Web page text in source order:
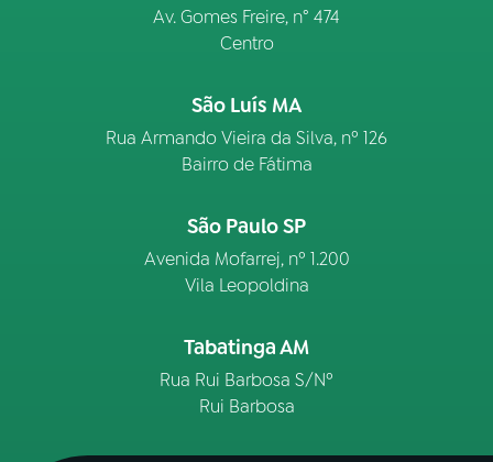
Av. Gomes Freire, n° 474
Centro
São Luís MA
Rua Armando Vieira da Silva, nº 126
Bairro de Fátima
São Paulo SP
Avenida Mofarrej, nº 1.200
Vila Leopoldina
Tabatinga AM
Rua Rui Barbosa S/Nº
Rui Barbosa